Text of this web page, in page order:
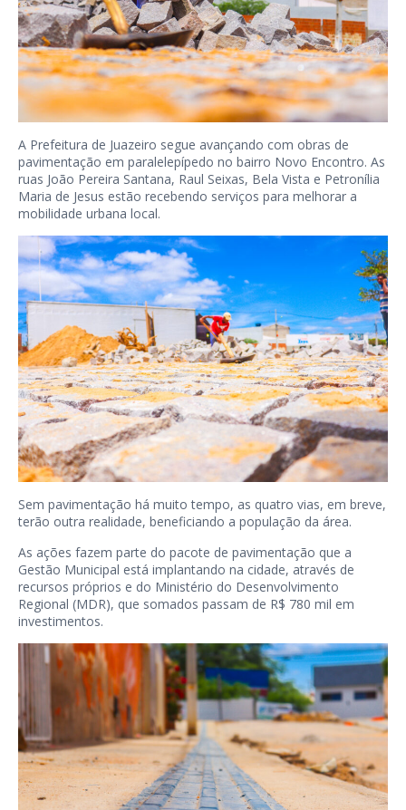
A Prefeitura de Juazeiro segue avançando com obras de
pavimentação em paralelepípedo no bairro Novo Encontro. As
ruas João Pereira Santana, Raul Seixas, Bela Vista e Petronília
Maria de Jesus estão recebendo serviços para melhorar a
mobilidade urbana local.
Sem pavimentação há muito tempo, as quatro vias, em breve,
terão outra realidade, beneficiando a população da área.
As ações fazem parte do pacote de pavimentação que a
Gestão Municipal está implantando na cidade, através de
recursos próprios e do Ministério do Desenvolvimento
Regional (MDR), que somados passam de R$ 780 mil em
investimentos.